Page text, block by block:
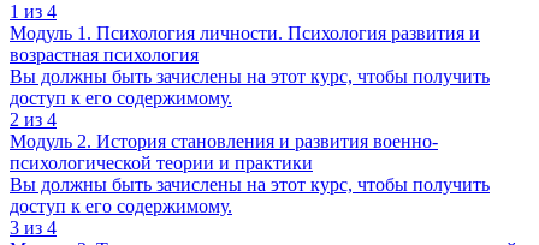
1 из 4
Модуль 1. Психология личности. Психология развития и
возрастная психология
Вы должны быть зачислены на этот курс, чтобы получить
доступ к его содержимому.
2 из 4
Модуль 2. История становления и развития военно-
психологической теории и практики
Вы должны быть зачислены на этот курс, чтобы получить
доступ к его содержимому.
3 из 4